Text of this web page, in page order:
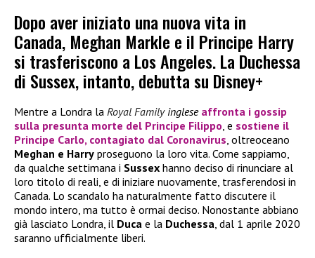
Dopo aver iniziato una nuova vita in
Canada, Meghan Markle e il Principe Harry
si trasferiscono a Los Angeles. La Duchessa
di Sussex, intanto, debutta su Disney+
Mentre a Londra la Royal Familyinglese affronta i gossip
sulla presunta morte del Principe Filippo, e sostiene il
Principe Carlo, contagiato dal Coronavirus, oltreoceano
Meghan e Harry proseguono la loro vita. Come sappiamo,
da qualche settimana i Sussex hanno deciso di rinunciare al
loro titolo di reali, e di iniziare nuovamente, trasferendosi in
Canada. Lo scandalo ha naturalmente fatto discutere il
mondo intero, ma tutto è ormai deciso. Nonostante abbiano
già lasciato Londra, il Duca e la Duchessa, dal 1 aprile 2020
saranno ufficialmente liberi.